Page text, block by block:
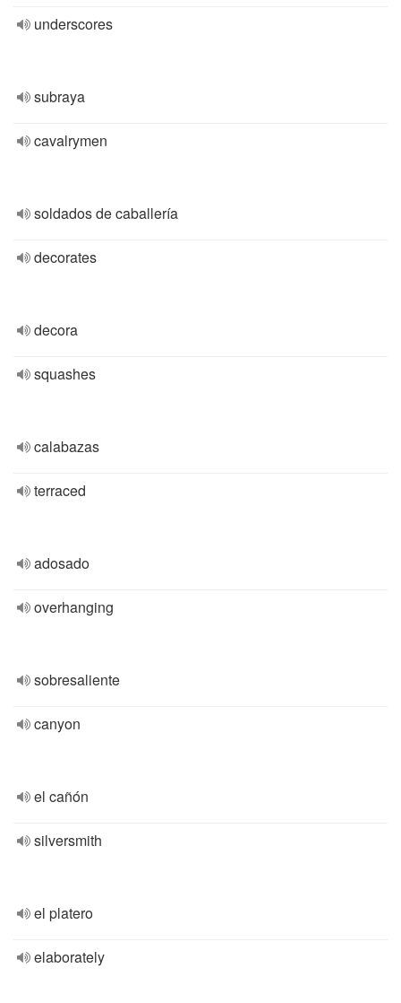
underscores
subraya
cavalrymen
soldados de caballería
decorates
decora
squashes
calabazas
terraced
adosado
overhanging
sobresaliente
canyon
el cañón
silversmith
el platero
elaborately